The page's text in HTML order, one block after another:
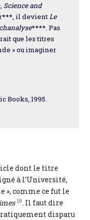
Science and
il devientLe
****. Pas
que les titres
» ou imaginer
Books, 1995.
dont le titre
à l’Université,
», comme ce fut le
19. Il faut dire
disparu